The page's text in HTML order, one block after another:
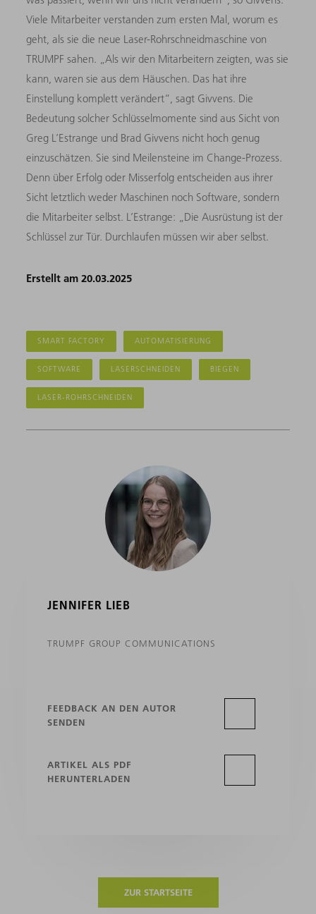
Viele Mitarbeiter verstanden zum ersten Mal, worum es
geht, als sie die neue Laser-Rohrschneidmaschine von
TRUMPF sahen. „Als wir den Mitarbeitern zeigten, was sie
kann, waren sie aus dem Häuschen. Das hat ihre
Einstellung komplett verändert“, sagt Givvens. Die
Bedeutung solcher Schlüsselmomente sind aus Sicht von
Greg L’Estrange und Brad Givvens nicht hoch genug
einzuschätzen. Sie sind Meilensteine im Change-Prozess.
Denn über Erfolg oder Misserfolg entscheiden aus ihrer
Sicht letztlich weder Maschinen noch Software, sondern
die Mitarbeiter selbst. L’Estrange: „Die Ausrüstung ist der
Schlüssel zur Tür. Durchlaufen müssen wir aber selbst.
Erstellt am 20.03.2025
SMART FACTORY AUTOMATISIERUNG
SOFTWARE LASERSCHNEIDEN BIEGEN
LASER-ROHRSCHNEIDEN
JENNIFER LIEB
TRUMPF GROUP COMMUNICATIONS
FEEDBACK AN DEN AUTOR
SENDEN
ARTIKEL ALS PDF
HERUNTERLADEN
ZUR STARTSEITE